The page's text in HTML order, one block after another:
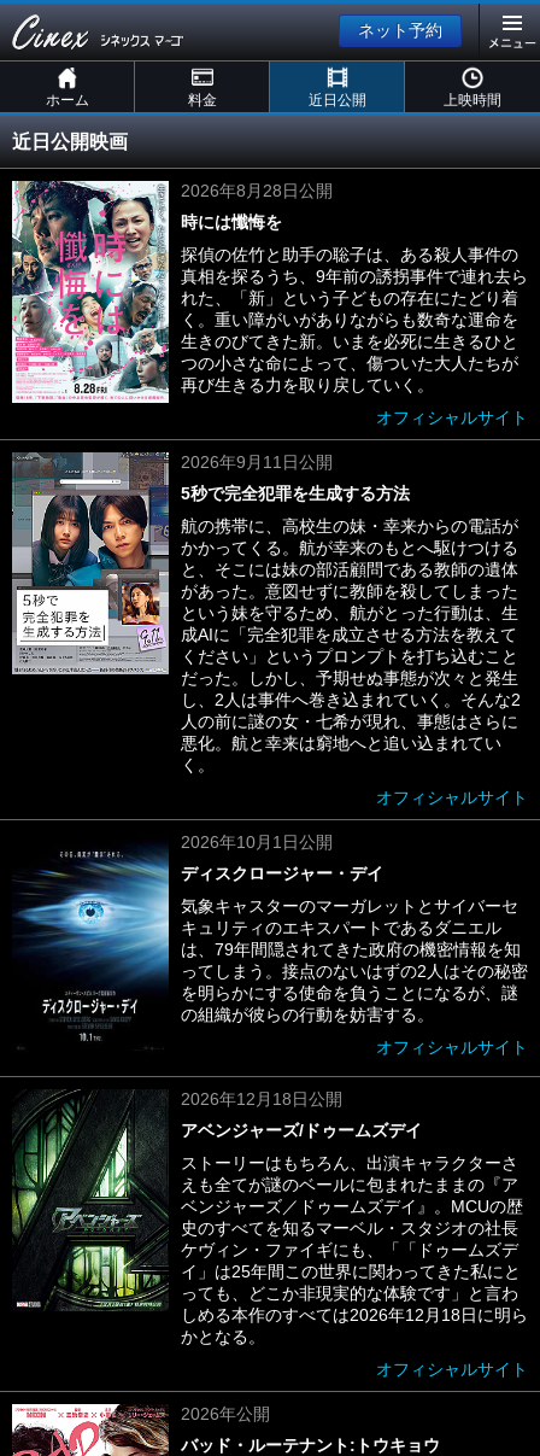
ネット予約
ホーム 料金 近日公開 上映時間
近日公開映画
2026年8月28日公開
時には懺悔を
探偵の佐竹と助手の聡子は、ある殺人事件の
真相を探るうち、9年前の誘拐事件で連れ去ら
れた、「新」という子どもの存在にたどり着
く。重い障がいがありながらも数奇な運命を
生きのびてきた新。いまを必死に生きるひと
つの小さな命によって、傷ついた大人たちが
再び生きる力を取り戻していく。
オフィシャルサイト
2026年9月11日公開
5秒で完全犯罪を生成する方法
航の携帯に、高校生の妹・幸来からの電話が
かかってくる。航が幸来のもとへ駆けつける
と、そこには妹の部活顧問である教師の遺体
があった。意図せずに教師を殺してしまった
という妹を守るため、航がとった行動は、生
成AIに「完全犯罪を成立させる方法を教えて
ください」というプロンプトを打ち込むこと
だった。しかし、予期せぬ事態が次々と発生
し、2人は事件へ巻き込まれていく。そんな2
人の前に謎の女・七希が現れ、事態はさらに
悪化。航と幸来は窮地へと追い込まれてい
く。
オフィシャルサイト
2026年10月1日公開
ディスクロージャー・デイ
気象キャスターのマーガレットとサイバーセ
キュリティのエキスパートであるダニエル
は、79年間隠されてきた政府の機密情報を知
ってしまう。接点のないはずの2人はその秘密
を明らかにする使命を負うことになるが、謎
の組織が彼らの行動を妨害する。
オフィシャルサイト
2026年12月18日公開
アベンジャーズ/ドゥームズデイ
ストーリーはもちろん、出演キャラクターさ
えも全てが謎のベールに包まれたままの『ア
ベンジャーズ／ドゥームズデイ』。MCUの歴
史のすべてを知るマーベル・スタジオの社長
ケヴィン・ファイギにも、「「ドゥームズデ
イ」は25年間この世界に関わってきた私にと
っても、どこか非現実的な体験です」と言わ
しめる本作のすべては2026年12月18日に明ら
かとなる。
オフィシャルサイト
2026年公開
バッド・ルーテナント:トウキョウ